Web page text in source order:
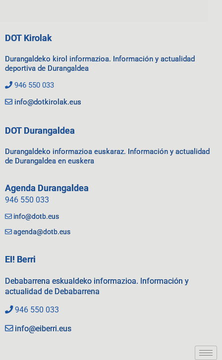
DOT Kirolak
Durangaldeko kirol informazioa. Información y actualidad
deportiva de Durangaldea
946 550 033
info@dotkirolak.eus
DOT Durangaldea
Durangaldeko informazioa euskaraz. Información y actualidad
de Durangaldea en euskera
Agenda Durangaldea
946 550 033
info@dotb.eus
agenda@dotb.eus
EI! Berri
Debabarrena eskualdeko informazioa. Información y
actualidad de Debabarrena
946 550 033
info@eiberri.eus